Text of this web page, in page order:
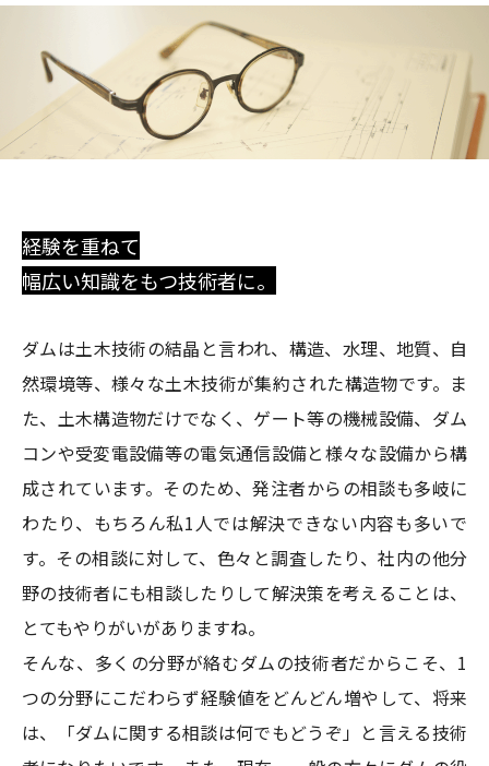
経験を重ねて
幅広い知識をもつ技術者に。
ダムは土木技術の結晶と言われ、構造、水理、地質、自
然環境等、様々な土木技術が集約された構造物です。ま
た、土木構造物だけでなく、ゲート等の機械設備、ダム
コンや受変電設備等の電気通信設備と様々な設備から構
成されています。そのため、発注者からの相談も多岐に
わたり、もちろん私1人では解決できない内容も多いで
す。その相談に対して、色々と調査したり、社内の他分
野の技術者にも相談したりして解決策を考えることは、
とてもやりがいがありますね。
そんな、多くの分野が絡むダムの技術者だからこそ、1
つの分野にこだわらず経験値をどんどん増やして、将来
は、「ダムに関する相談は何でもどうぞ」と言える技術